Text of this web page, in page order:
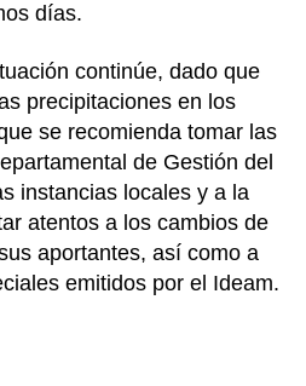
días.
continúe, dado que
precipitaciones en los
se recomienda tomar las
de Gestión del
instancias locales y a la
atentos a los cambios de
aportantes, así como a
emitidos por el Ideam.